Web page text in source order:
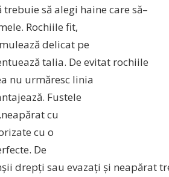
trebuie să alegi haine care să–
Rochiile fit,
mulează delicat pe
talia. De evitat rochiile
nu urmăresc linia
. Fustele
,neapăratcu
cu o
De
drepţi sau evazaţi şi neapărat